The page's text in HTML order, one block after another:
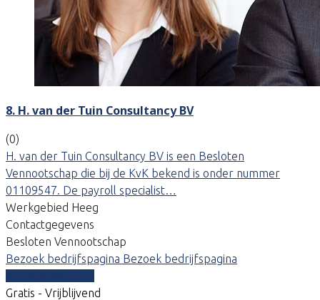
8. H. van der Tuin Consultancy BV
(0)
H. van der Tuin Consultancy BV is een Besloten
Vennootschap die bij de KvK bekend is onder nummer
01109547. De payroll specialist…
Werkgebied Heeg
Contactgegevens
Besloten Vennootschap
Bezoek bedrijfspagina Bezoek bedrijfspagina
Gratis - Vrijblijvend